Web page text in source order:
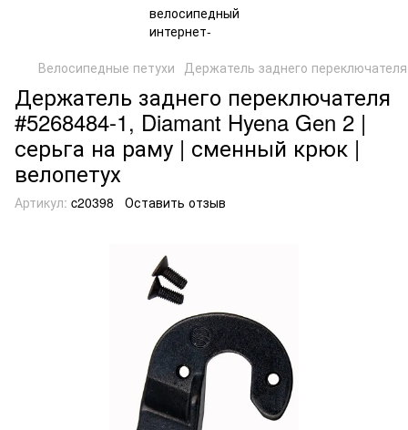
Велосипедные петухи Держатель заднего
Держатель заднего переключателя
#5268484-1, Diamant Hyena Gen 2 |
серьга на раму | сменный крюк |
велопетух
Артикул: c20398 Оставить отзыв